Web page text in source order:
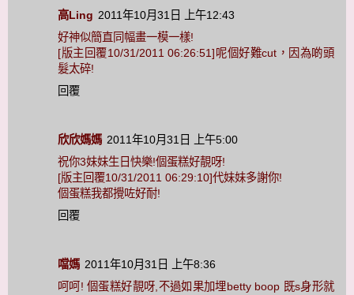
高Ling 2011年10月31日 上午12:43
好神似簡直同幅畫一模一樣!
[版主回覆10/31/2011 06:26:51]呢個好難cut，因為啲頭
髮太碎!
回覆
欣欣媽媽 2011年10月31日 上午5:00
祝你3妹妹生日快樂!個蛋糕好靚呀!
[版主回覆10/31/2011 06:29:10]代妹妹多謝你!
個蛋糕我都攪咗好耐!
回覆
噹媽 2011年10月31日 上午8:36
呵呵! 個蛋糕好靚呀,不過如果加埋betty boop 既s身形就